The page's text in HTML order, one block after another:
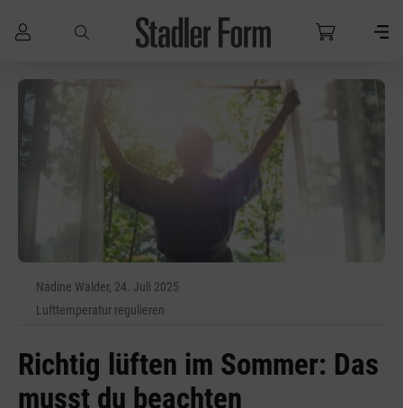
Zum Hauptinhalt springen
Nadine Walder, 24. Juli 2025
Lufttemperatur regulieren
Richtig lüften im Sommer: Das
musst du beachten